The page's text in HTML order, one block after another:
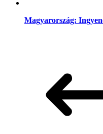
Magyarország: